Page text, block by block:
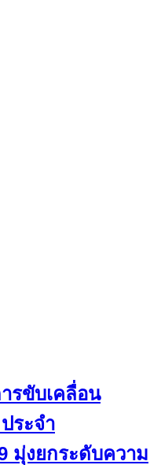
รขับเคลื่อน
ระจำ
มุ่งยกระดับความ